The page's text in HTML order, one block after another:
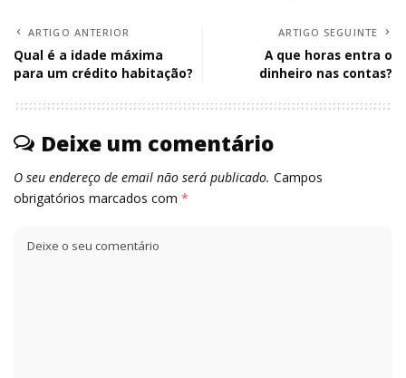
ARTIGO ANTERIOR
Qual é a idade máxima
para um crédito habitação?
ARTIGO SEGUINTE
A que horas entra o
dinheiro nas contas?
Deixe um comentário
O seu endereço de email não será publicado. Campos
obrigatórios marcados com *